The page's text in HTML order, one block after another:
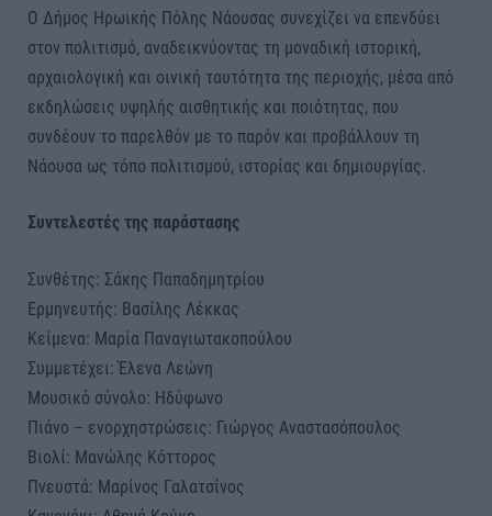
Ο Δήμος Ηρωικής Πόλης Νάουσας συνεχίζει να επενδύει
στον πολιτισμό, αναδεικνύοντας τη μοναδική ιστορική,
αρχαιολογική και οινική ταυτότητα της περιοχής, μέσα από
εκδηλώσεις υψηλής αισθητικής και ποιότητας, που
συνδέουν το παρελθόν με το παρόν και προβάλλουν τη
Νάουσα ως τόπο πολιτισμού, ιστορίας και δημιουργίας.
Συντελεστές της παράστασης
Συνθέτης: Σάκης Παπαδημητρίου
Ερμηνευτής: Βασίλης Λέκκας
Κείμενα: Μαρία Παναγιωτακοπούλου
Συμμετέχει: Έλενα Λεώνη
Μουσικό σύνολο: Ηδύφωνο
Πιάνο – ενορχηστρώσεις: Γιώργος Αναστασόπουλος
Βιολί: Μανώλης Κόττορος
Πνευστά: Μαρίνος Γαλατσίνος